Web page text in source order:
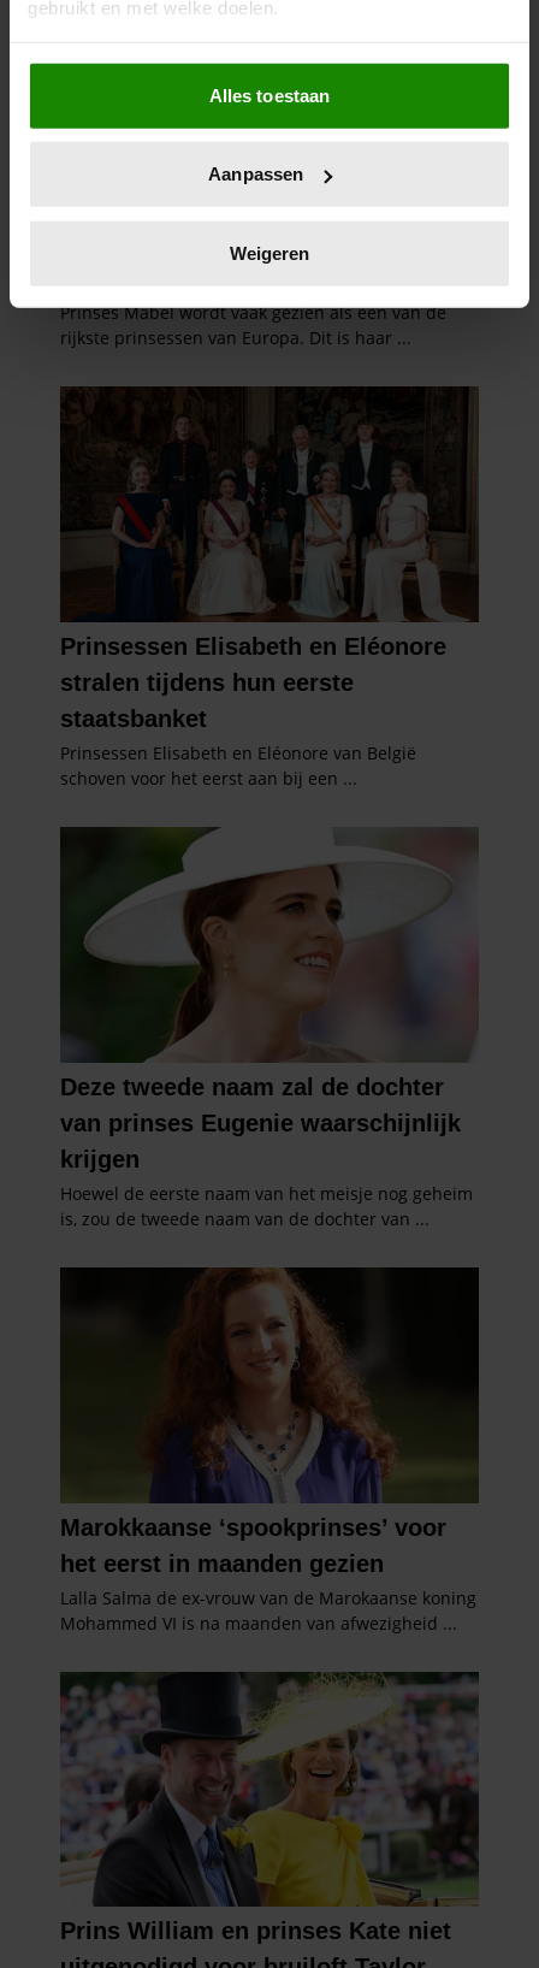
gebruikt en met welke doelen.
Als u het toestaat, willen we ook graag:
Informatie verzamelen over uw geografische
locatie, die tot een paar meter nauwkeurig kan zijn
scannen op specifieke eigenschappen (fingerprinting)
verwerkt en stel uw voorkeuren in het
intrekken in de Cookieverklaring.
personaliseren, om functies voor social media te bieden
en om ons websiteverkeer te analyseren. Ook delen we
informatie over uw gebruik van onze site met onze
partners voor social media, adverteren en analyse. Deze
partners kunnen deze gegevens combineren met andere
informatie die u aan ze heeft verstrekt of die ze hebben
verzameld op basis van uw gebruik van hun services. U
gaat akkoord met onze cookies als u onze website blijft
gebruiken.
Alles toestaan
Aanpassen
Weigeren